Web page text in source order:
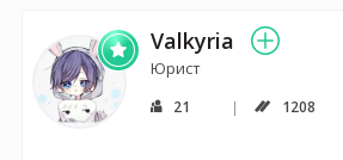
Valkyria
Юрист
21 1208